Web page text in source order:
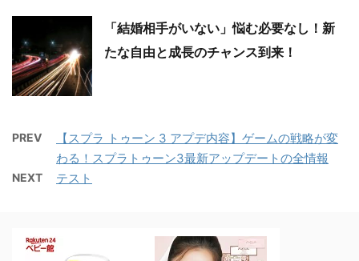
「結婚相手がいない」悩む必要なし！新
たな自由と成長のチャンス到来！
PREV
【スプラ トゥーン 3 アプデ内容】ゲームの戦略が変
わる！スプラトゥーン3最新アップデートの全情報
NEXT テスト